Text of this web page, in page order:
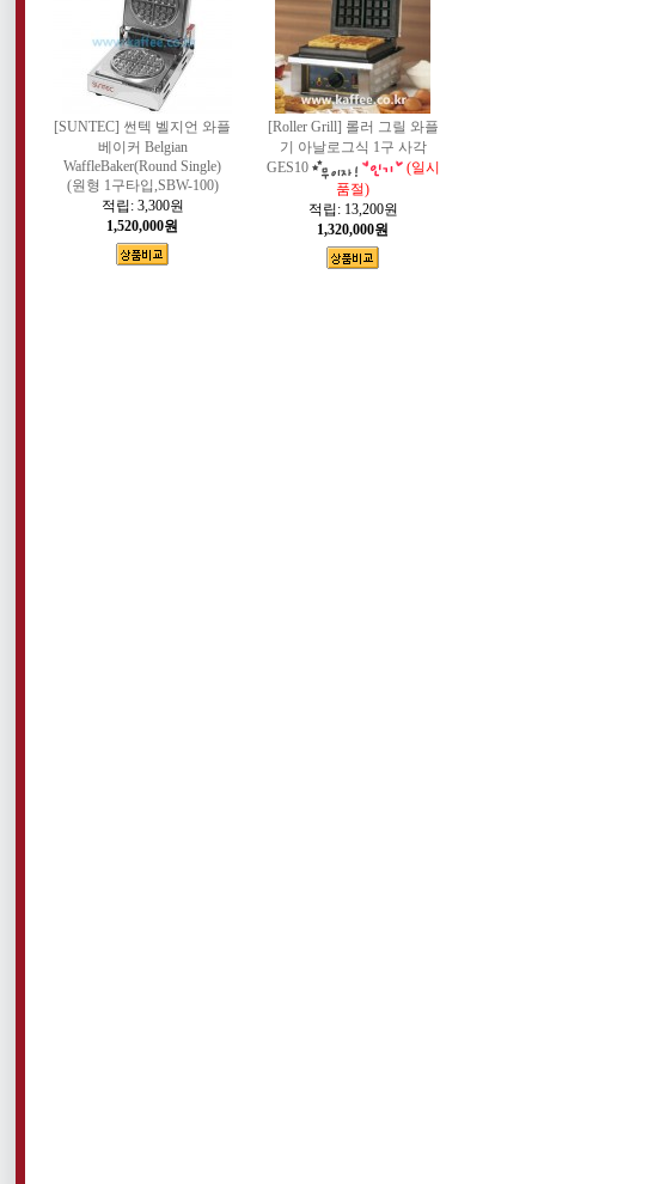
[SUNTEC] 썬텍 벨지언 와플
베이커 Belgian
WaffleBaker(Round Single)
(원형 1구타입,SBW-100)
적립: 3,300원
1,520,000원
[Roller Grill] 롤러 그릴 와플
기 아날로그식 1구 사각
GES10
(일시
품절)
적립: 13,200원
1,320,000원